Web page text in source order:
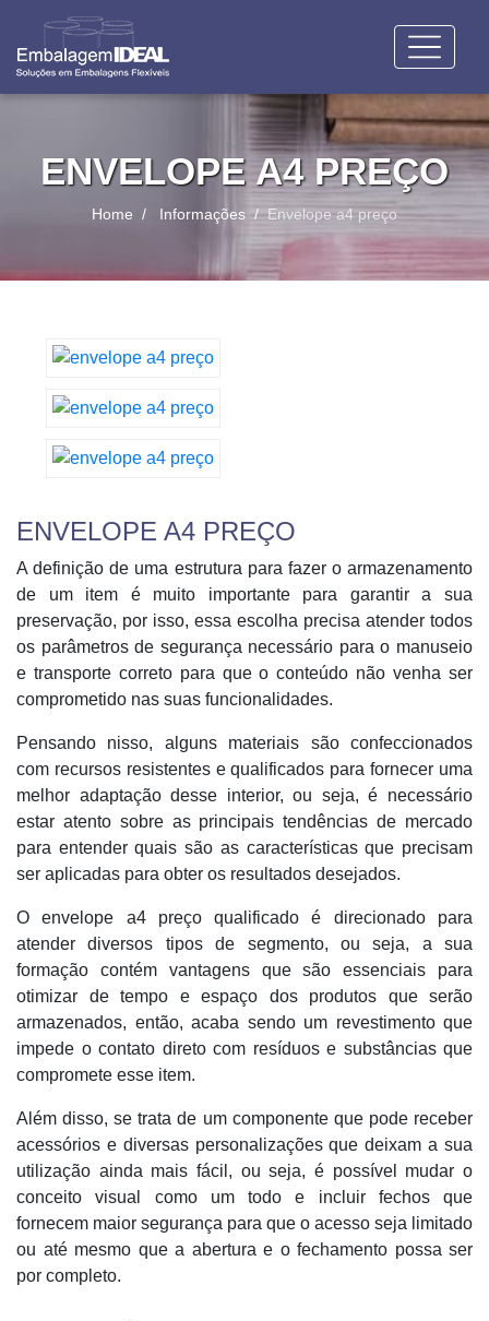
ENVELOPE A4 PREÇO
Home Informações Envelope a4 preço
ENVELOPE A4 PREÇO
A definição de uma estrutura para fazer o armazenamento
de um item é muito importante para garantir a sua
preservação, por isso, essa escolha precisa atender todos
os parâmetros de segurança necessário para o manuseio
e transporte correto para que o conteúdo não venha ser
comprometido nas suas funcionalidades.
Pensando nisso, alguns materiais são confeccionados
com recursos resistentes e qualificados para fornecer uma
melhor adaptação desse interior, ou seja, é necessário
estar atento sobre as principais tendências de mercado
para entender quais são as características que precisam
ser aplicadas para obter os resultados desejados.
O envelope a4 preço qualificado é direcionado para
atender diversos tipos de segmento, ou seja, a sua
formação contém vantagens que são essenciais para
otimizar de tempo e espaço dos produtos que serão
armazenados, então, acaba sendo um revestimento que
impede o contato direto com resíduos e substâncias que
compromete esse item.
Além disso, se trata de um componente que pode receber
acessórios e diversas personalizações que deixam a sua
utilização ainda mais fácil, ou seja, é possível mudar o
conceito visual como um todo e incluir fechos que
fornecem maior segurança para que o acesso seja limitado
ou até mesmo que a abertura e o fechamento possa ser
por completo.